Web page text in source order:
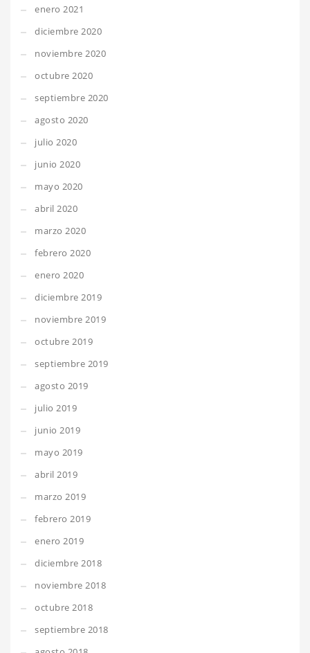
enero 2021
diciembre 2020
noviembre 2020
octubre 2020
septiembre 2020
agosto 2020
julio 2020
junio 2020
mayo 2020
abril 2020
marzo 2020
febrero 2020
enero 2020
diciembre 2019
noviembre 2019
octubre 2019
septiembre 2019
agosto 2019
julio 2019
junio 2019
mayo 2019
abril 2019
marzo 2019
febrero 2019
enero 2019
diciembre 2018
noviembre 2018
octubre 2018
septiembre 2018